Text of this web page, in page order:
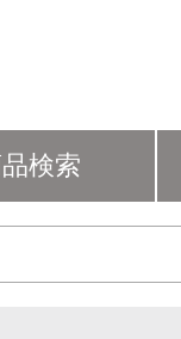
検索